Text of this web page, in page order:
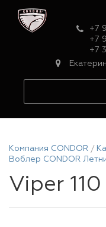
+7
+7
+7
Компания CONDOR
Воблер CONDOR
Viper